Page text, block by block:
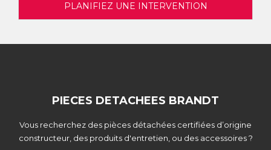
PLANIFIEZ UNE INTERVENTION
PIECES DETACHEES BRANDT
Vous recherchez des pièces détachées certifiées d’origine
constructeur, des produits d'entretien, ou des accessoires ?